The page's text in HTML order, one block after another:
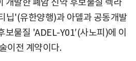
닙'(유한양행)과 아델과 공동개발
보물질 'ADEL-Y01′(사노피)에 이
이전 계약이다.